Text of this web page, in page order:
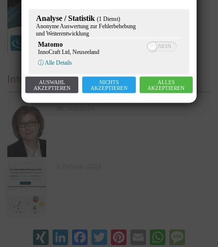
Interviews
XINGLinkedIn
Facebook
Twitter
Pinterest
Email
Analyse / Statistik (1 Dienst)
Anonyme Auswertung zur Fehlerbehebung
und Weiterentwicklung
Matomo
InnoCraft Ltd, Neuseeland
ⓘ Alle Details
AUSWAHL
AKZEPTIEREN
NICHTS
AKZEPTIEREN
ALLES
AKZEPTIEREN